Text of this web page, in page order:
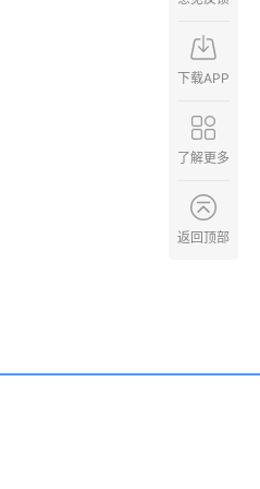
下载APP
了解更多
返回顶部